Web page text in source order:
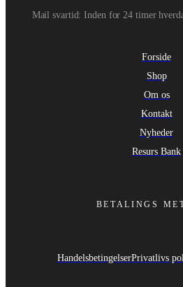
Mail svartid: Inden for 24 timer
Forside
Shop
Om os
Kontakt
Nyheder
Resurs Bank
BETALINGS
HandelsbetingelserPrivatlivs